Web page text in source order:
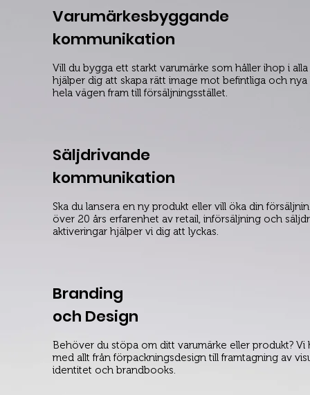
Varumärkesbyggande
kommunikation
Vill du bygga ett starkt varumärke som håller ihop i alla
hjälper dig att skapa rätt image mot befintliga och nya
hela vägen fram till försäljningsstället.
Säljdrivande
kommunikation
Ska du lansera en ny produkt eller vill öka din
över 20 års erfarenhet av retail, införsäljning och
aktiveringar hjälper vi dig att lyckas.
Branding
och Design
Behöver du stöpa om ditt varumärke eller produkt? Vi
med allt från förpackningsdesign till framtagning av
identitet och brandbooks.